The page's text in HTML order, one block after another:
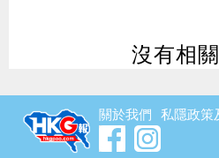
沒有相
關於我們
私隱政策